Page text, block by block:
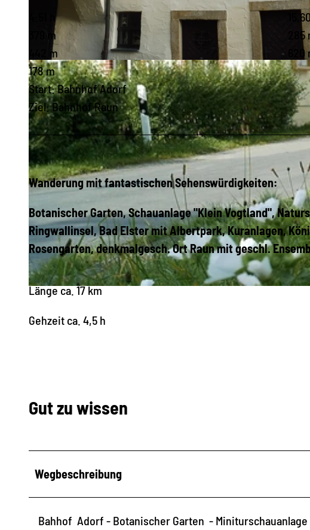
© Archiv Gemeinde Bad Brambach |
© Vogtland - Sinfonie der Natur |CC-BY-SA
379 m
442 m
178 m
Start: Bahnhof Adorf
Ziel: Bahnhof Raun
Wanderung mit fantastischen Sehenswürdigkeiten:
Botanischer Garten, Schauanlage "Klein Vogtland",
Ringwallinsel, Bad Elster mit Albertpark, Kuranlagen,
Rosengarten, denkmalgesch. Ort Raun mit geschl.
Länge ca. 17 km
Gehzeit ca. 4,5 h
Gut zu wissen
Wegbeschreibung
Bahhof Adorf - Botanischer Garten -